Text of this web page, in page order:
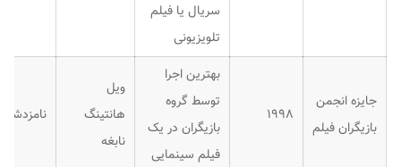
سریال یا فیلم
تلویزیونی
جایزه انجمن
بازیگران فیلم
۱۹۹۸
بهترین اجرا
توسط گروه
بازیگران در یک
فیلم سینمایی
ویل
هانتینگ
نابغه
نامزدشده